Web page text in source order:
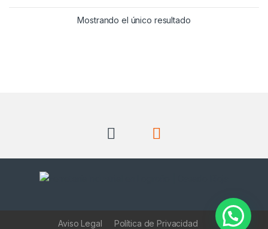
Mostrando el único resultado
Aviso Legal Política de Privacidad